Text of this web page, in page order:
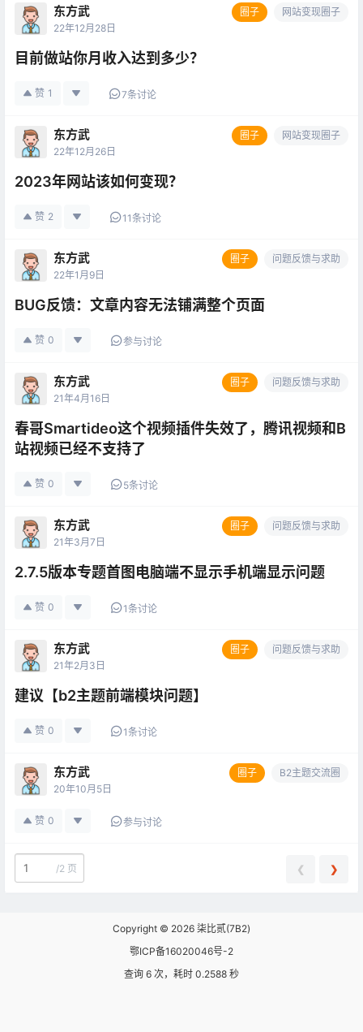
东方武 圈子
网站变现圈子
22年12月28日
目前做站你月收入达到多少？
赞 1 7条讨论
东方武 圈子
网站变现圈子
22年12月26日
2023年网站该如何变现？
赞 2 11条讨论
东方武 圈子
问题反馈与求助
22年1月9日
BUG反馈：文章内容无法铺满整个页面
赞 0 参与讨论
东方武 圈子
问题反馈与求助
21年4月16日
春哥Smartideo这个视频插件失效了，腾讯视频和B
站视频已经不支持了
赞 0 5条讨论
东方武 圈子
问题反馈与求助
21年3月7日
2.7.5版本专题首图电脑端不显示手机端显示问题
赞 0 1条讨论
东方武 圈子
问题反馈与求助
21年2月3日
建议【b2主题前端模块问题】
赞 0 1条讨论
东方武 圈子
B2主题交流圈
20年10月5日
赞 0 参与讨论
/2 页 ❮ ❯
Copyright © 2026 柒比贰(7B2)
鄂ICP备16020046号-2
查询 6 次，耗时 0.2588 秒